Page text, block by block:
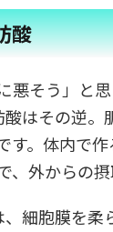
酸
悪そう」と
はその逆。
す。体内で
、外からの摂
細胞膜を柔